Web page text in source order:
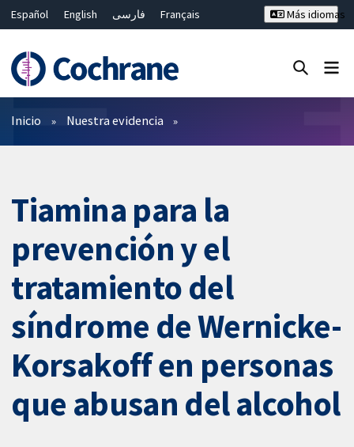
Español English فارسی
Français
Bahasa Malaysia
ไทย 繁體中文
Más idiomas
Filtros
Inicio Nuestra evidencia
Tiamina para la
prevención y el
tratamiento del
síndrome de Wernicke-
Korsakoff en personas
que abusan del alcohol